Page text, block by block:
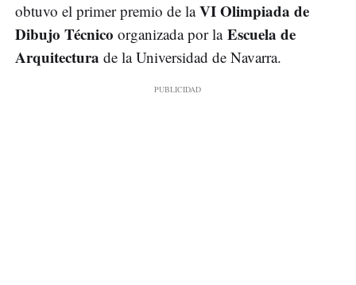
obtuvo el primer premio de laVI Olimpiada de
Dibujo Técnico organizada por la Escuela de
Arquitectura de la Universidad de Navarra.